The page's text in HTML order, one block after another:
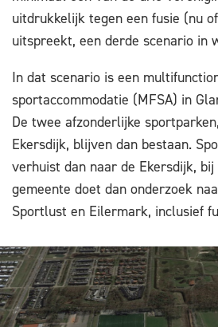
uitdrukkelijk tegen een fusie (nu
uitspreekt, een derde scenario in
In dat scenario is een
sportaccommodatie (MFSA) in
De twee afzonderlijke
Ekersdijk, blijven dan bestaan.
verhuist dan naar de Ekersdijk,
gemeente doet dan onderzoek
Sportlust en Eilermark, inclusief